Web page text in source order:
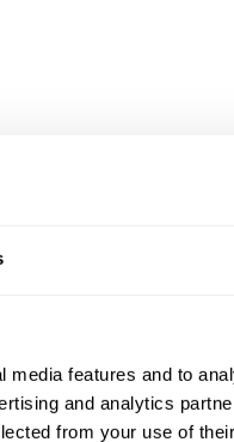
features and to
and analytics
from your use of